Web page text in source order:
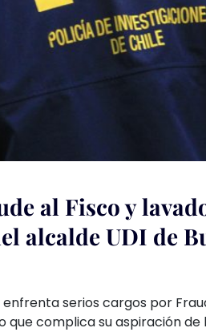
al Fisco y
alcalde UDI de
enfrenta serios cargos por
complica su aspiración de